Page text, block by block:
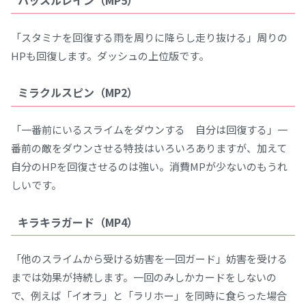
「スタミナを回復する雨を周りに降らし走り抜ける」周りの
HPも回復します。ダッシュの上位版です。
ミラクルスピン（MP2）
「一番前にいるスライムをダウンする 自分は回復する」一
番前の敵をダウンさせる特技はいろいろありますが、加えて
自分のHPを回復させるのは強い。消費MPが少ないのもうれ
しいです。
キラキラガード（MP4）
「他のスライムから受ける妨害を一回ガード」妨害を受ける
までは効果が持続します。一回のみしかカードをしないの
で、例えば「イオラ」と「ラリホー」を同時に食らった場合